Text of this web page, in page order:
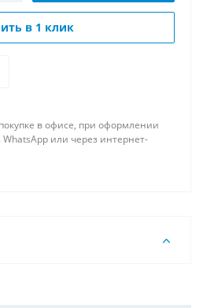
в 1 клик
в офисе, при оформлении
WhatsApp или через интернет-